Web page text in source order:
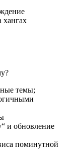
темы;
и обновление
поминутной